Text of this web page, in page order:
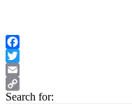
Facebook
Twitter
Email
Copy
Search for: